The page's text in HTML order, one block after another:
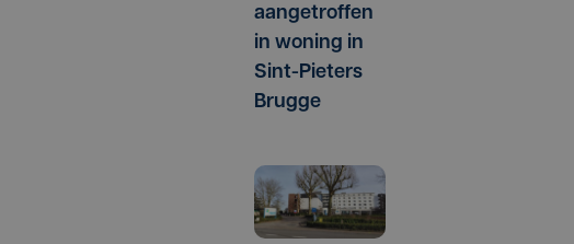
aangetroffen
in woning in
Sint-Pieters
Brugge